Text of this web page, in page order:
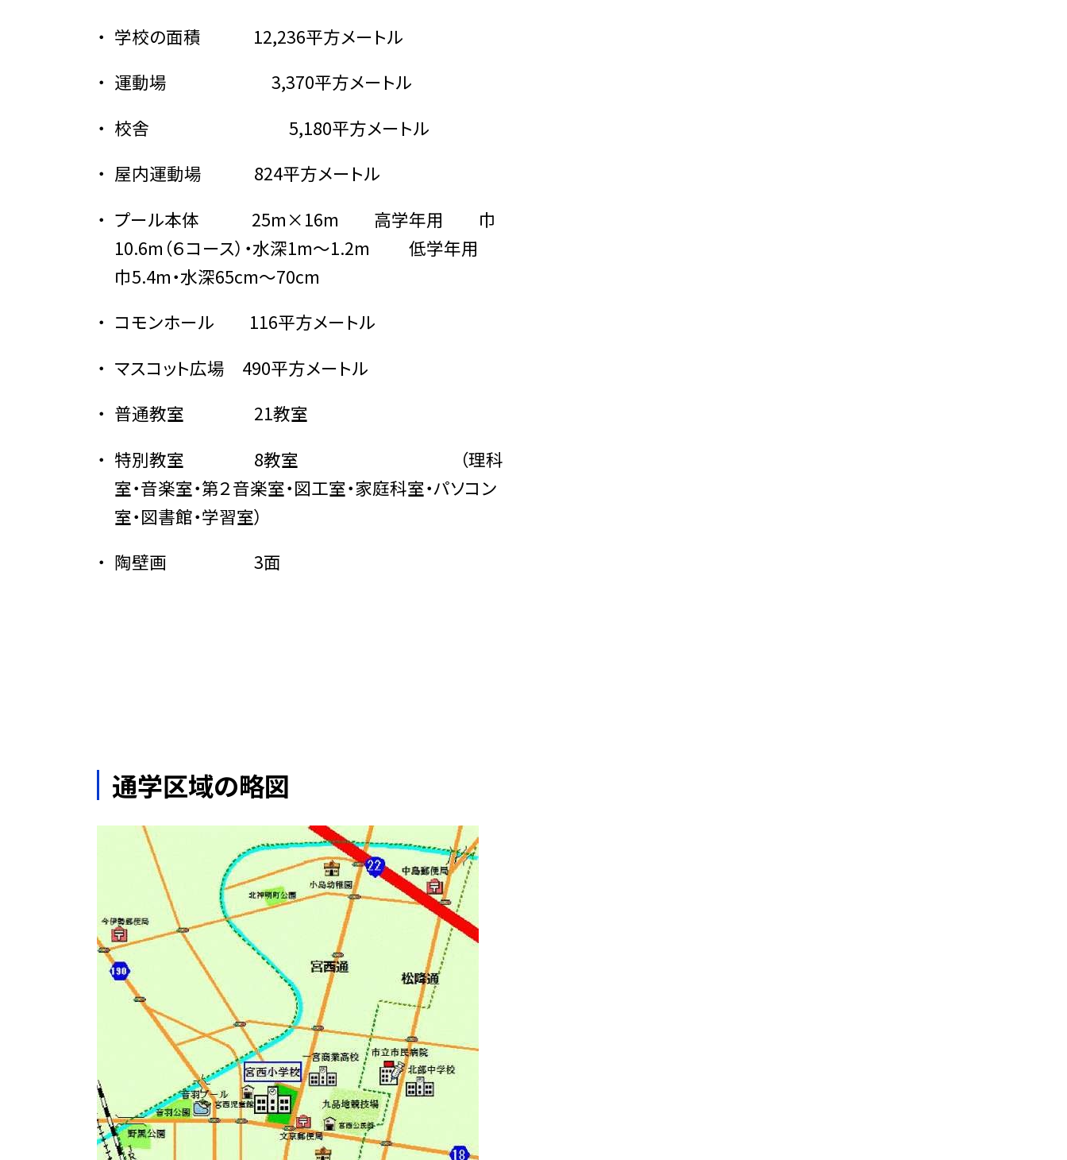
学校の面積 12,236平方メートル
運動場 3,370平方メートル
校舎 5,180平方メートル
屋内運動場 824平方メートル
プール本体 25m×16m 高学年用 巾
10.6m（６コース）・水深1m〜1.2m 低学年用
巾5.4m・水深65cm〜70cm
コモンホール 116平方メートル
マスコット広場 490平方メートル
普通教室 21教室
特別教室 8教室 （理科
室・音楽室・第２音楽室・図工室・家庭科室・パソコン
室・図書館・学習室）
陶壁画 3面
通学区域の略図